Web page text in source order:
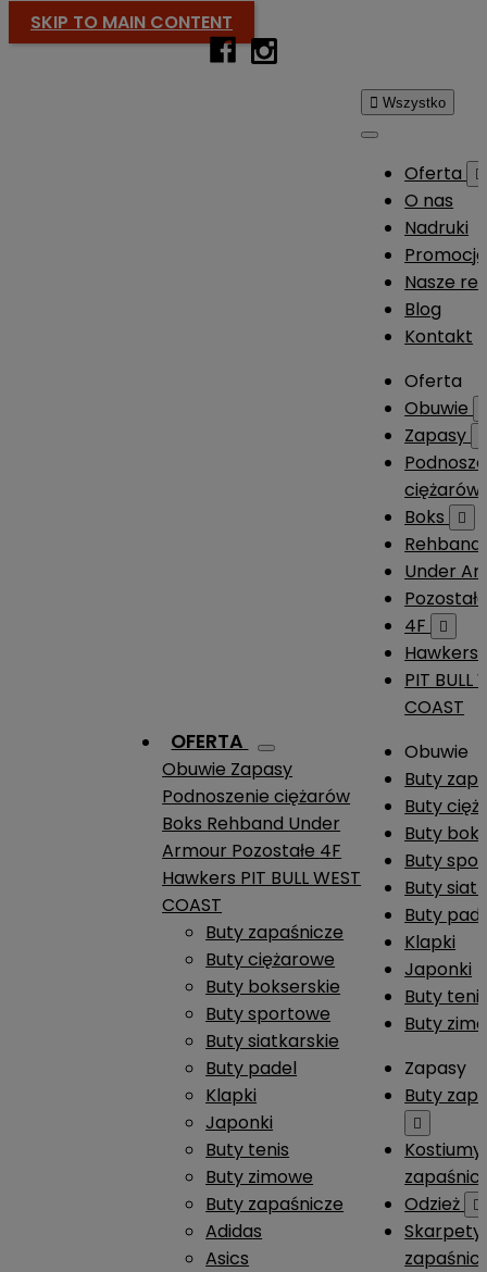
SKIP TO MAIN CONTENT
OFERTA
Obuwie Zapasy
Podnoszenie ciężarów
Boks Rehband Under
Armour Pozostałe 4F
Hawkers PIT BULL WEST
COAST
Buty zapaśnicze
Buty ciężarowe
Buty bokserskie
Buty sportowe
Buty siatkarskie
Buty padel
Klapki
Japonki
Buty tenis
Buty zimowe
Buty zapaśnicze
Adidas
Asics
 Wszystko
Oferta 
O nas
Nadruki
Promocje
Nasze
Blog
Kontakt
Oferta
Obuwie
Zapasy
ciężarów
Boks

Rehband
Under
4F

Hawkers
PIT BULL
COAST
Obuwie
Buty
Buty
Buty
Buty
Buty
Buty
Klapki
Japonki
Buty
Buty
Zapasy
Buty

Kostiumy
Odzież

Skarpety